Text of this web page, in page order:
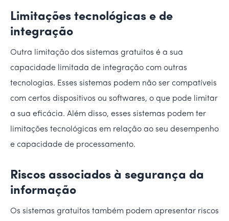
Limitações tecnológicas e de
integração
Outra limitação dos sistemas gratuitos é a sua
capacidade limitada de integração com outras
tecnologias. Esses sistemas podem não ser compatíveis
com certos dispositivos ou softwares, o que pode limitar
a sua eficácia. Além disso, esses sistemas podem ter
limitações tecnológicas em relação ao seu desempenho
e capacidade de processamento.
Riscos associados à segurança da
informação
Os sistemas gratuitos também podem apresentar riscos